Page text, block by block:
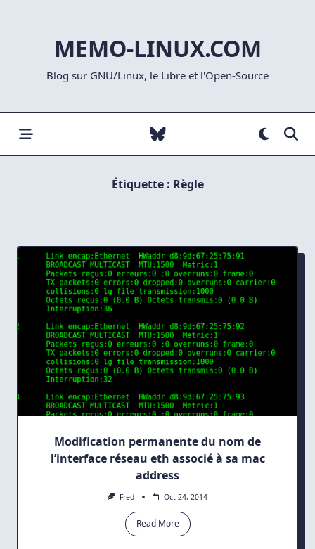
MEMO-LINUX.COM
Blog sur GNU/Linux, le Libre et l'Open-Source
Étiquette : Règle
Modification permanente du nom de
l’interface réseau eth associé à sa mac
address
Fred Oct 24, 2014
Read More